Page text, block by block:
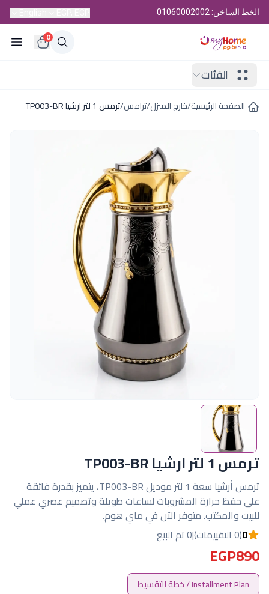
الخط الساخن: 01060002002
0
الفئات
الصفحة الرئيسية/خارج المنزل/ترامس/ترمس 1 لتر ارشيا TP003-BR
ترمس 1 لتر ارشيا TP003-BR
ترمس أرشيا سعة 1 لتر موديل TP003-BR، يتميز بقدرة فائقة
على حفظ حرارة المشروبات لساعات طويلة وتصميم عصري عملي
للبيت والمكتب. متوفر الآن في ماي هوم.
0(0 التقييمات) |0 تم البيع
EGP890
Installment Plan / خطة التقسيط